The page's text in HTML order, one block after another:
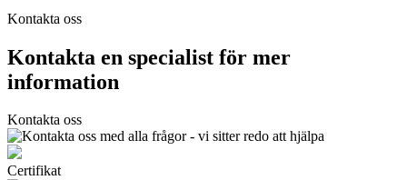
Kontakta oss
Kontakta en specialist för mer
information
Kontakta oss
Certifikat